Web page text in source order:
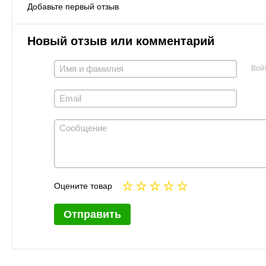
Добавьте первый отзыв
Новый отзыв или комментарий
Оцените товар
Отправить